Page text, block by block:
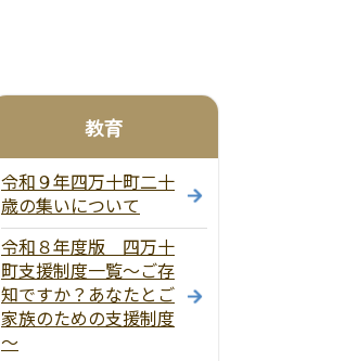
教育
令和９年四万十町二十
歳の集いについて
令和８年度版 四万十
町支援制度一覧～ご存
知ですか？あなたとご
家族のための支援制度
～